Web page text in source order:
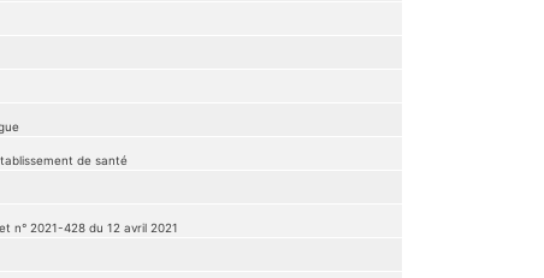
de santé
n° 2021-428 du 12 avril 2021